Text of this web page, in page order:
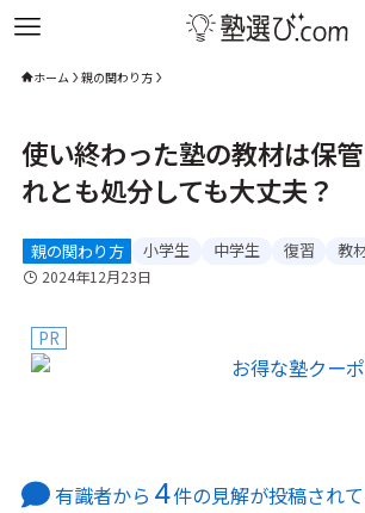
ホーム 親の関わり方
使い終わった塾の教材は保
れとも処分しても大丈夫？
親の関わり方 小学生 中学生 復習 教
2024年12月23日
PR
有識者から 4件の見解が投稿され